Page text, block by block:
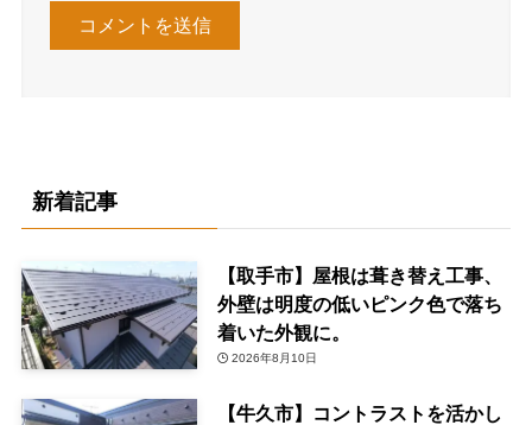
新着記事
【取手市】屋根は葺き替え工事、
外壁は明度の低いピンク色で落ち
着いた外観に。
2026年8月10日
【牛久市】コントラストを活かし